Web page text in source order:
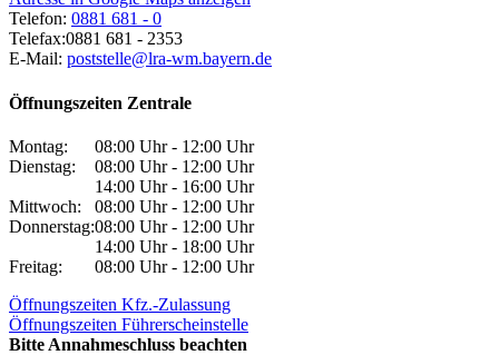
Telefon: 0881 681 - 0
Telefax:0881 681 - 2353
E-Mail: poststelle@lra-wm.bayern.de
Öffnungszeiten Zentrale
Montag:
08:00 Uhr - 12:00 Uhr
Dienstag:
08:00 Uhr - 12:00 Uhr
14:00 Uhr - 16:00 Uhr
Mittwoch:
08:00 Uhr - 12:00 Uhr
Donnerstag:08:00 Uhr - 12:00 Uhr
14:00 Uhr - 18:00 Uhr
Freitag:
08:00 Uhr - 12:00 Uhr
Öffnungszeiten Kfz.-Zulassung
Öffnungszeiten Führerscheinstelle
Bitte Annahmeschluss beachten